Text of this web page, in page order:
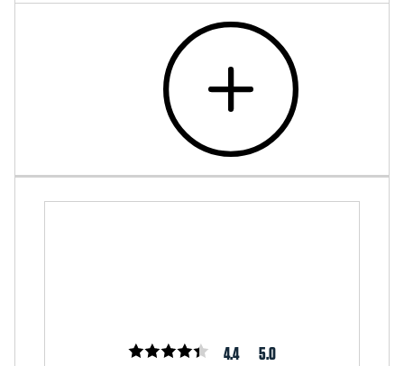
4.4 5.0